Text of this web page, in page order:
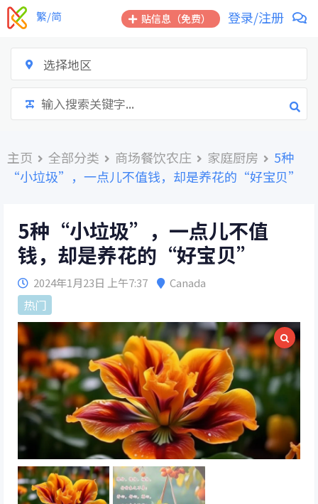
跳
到
贴信息（免费） 登录/注册
繁/简
选择地区
主页 全部分类 商场餐饮农庄 家庭厨房
5种
“小垃圾”，一点儿不值钱，却是养花的“好宝贝”
5种“小垃圾”，一点儿不值
钱，却是养花的“好宝贝”
2024年1月23日 上午7:37 Canada
热门